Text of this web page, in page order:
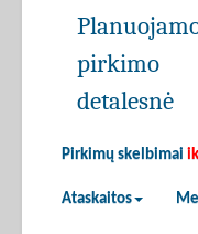
Pirkimų skelbimai
Ataskaitos
pirkimo
detalesnė